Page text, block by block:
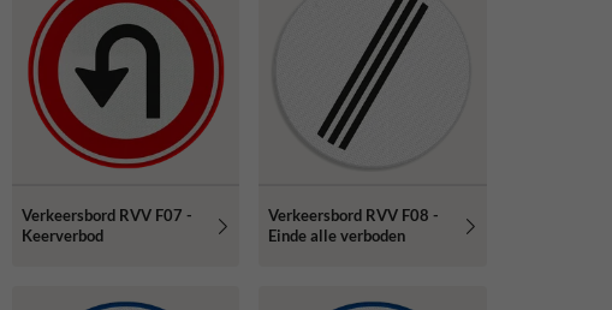
Verkeersbord RVV F07 -
Keerverbod
Verkeersbord RVV F08 -
Einde alle verboden